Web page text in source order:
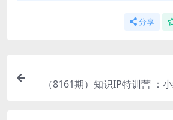
分享
（8161期）知识IP特训营 ：